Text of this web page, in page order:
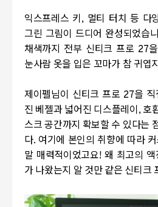
익스프레스 키, 멀티 터치 등 다
그린 그림이 드디어 완성되었습
채색까지 전부 신티크 프로 27
눈사람 옷을 입은 꼬마가 참 귀엽
제이펠님이 신티크 프로 27을
진 베젤과 넓어진 디스플레이, 호
스크 공간까지 확보할 수 있다는
다. 여기에 본인의 취향에 따라
말 매력적이었고요! 왜 최고의 액
가 나왔는지 알 것만 같은 신티크